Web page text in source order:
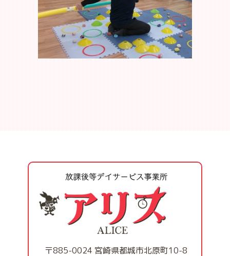
〒885-0024 宮崎県都城市北原町10-8